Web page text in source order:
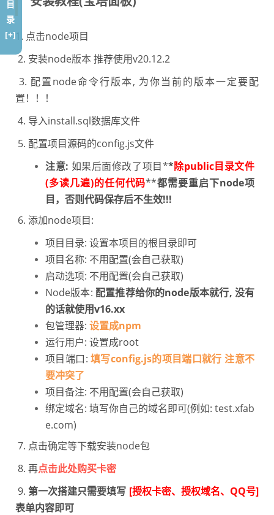
1. 点击node项目
2. 安装node版本 推荐使用v20.12.2
3. 配置node命令行版本, 为你当前的版本一定要配
置！！！
4. 导入install.sql数据库文件
5. 配置项目源码的config.js文件
注意: 如果后面修改了项目**除public目录文件
(多读几遍)的任何代码**都需要重启下node项
目，否则代码保存后不生效!!!
6. 添加node项目:
项目目录: 设置本项目的根目录即可
项目名称: 不用配置(会自己获取)
启动选项: 不用配置(会自己获取)
Node版本: 配置推荐给你的node版本就行, 没有
的话就使用v16.xx
包管理器: 设置成npm
运行用户: 设置成root
项目端口: 填写config.js的项目端口就行 注意不
要冲突了
项目备注: 不用配置(会自己获取)
绑定域名: 填写你自己的域名即可(例如: test.xfab
e.com)
7. 点击确定等下载安装node包
8. 再点击此处购买卡密
9.第一次搭建只需要填写 [授权卡密、授权域名、QQ号]
表单内容即可
目
录
[+]